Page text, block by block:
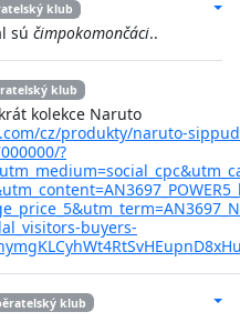
klub
sú čimpokomončáci..
klub
kolekce Naruto
cz/produkty/naruto-
?
buyers-
klub